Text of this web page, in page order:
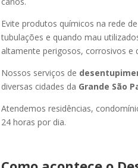
Evite produtos químicos na rede
tubulações e quando mau
altamente perigosos, corrosivos e
Nossos serviços de
diversas cidades da Grande São
Atendemos residências,
24 horas por dia.